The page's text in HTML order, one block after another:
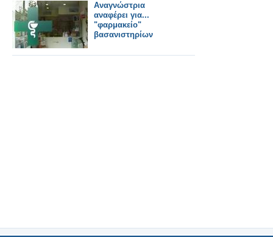
Αναγνώστρια
αναφέρει για...
"φαρμακείο"
βασανιστηρίων